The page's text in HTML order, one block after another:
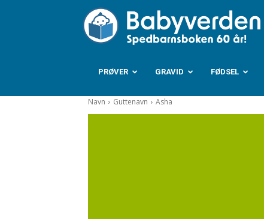
PRØVER GRAVID FØDSEL
Navn Guttenavn Asha